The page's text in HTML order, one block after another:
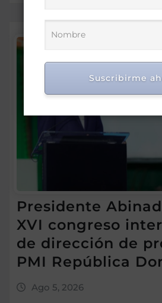
Presidente
XVI congreso
de dirección de
PMI República
Ago 5, 2026
Suscribirme